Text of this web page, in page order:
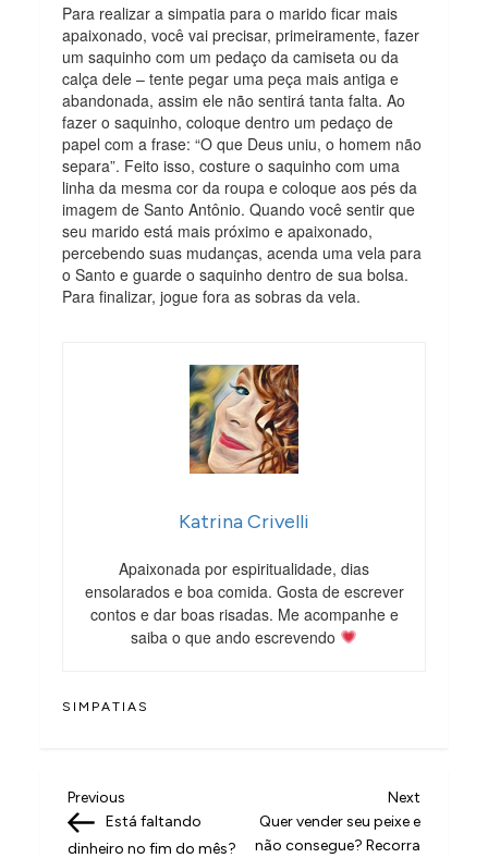
Para realizar a simpatia para o marido ficar mais
apaixonado, você vai precisar, primeiramente, fazer
um saquinho com um pedaço da camiseta ou da
calça dele – tente pegar uma peça mais antiga e
abandonada, assim ele não sentirá tanta falta. Ao
fazer o saquinho, coloque dentro um pedaço de
papel com a frase: “O que Deus uniu, o homem não
separa”. Feito isso, costure o saquinho com uma
linha da mesma cor da roupa e coloque aos pés da
imagem de Santo Antônio. Quando você sentir que
seu marido está mais próximo e apaixonado,
percebendo suas mudanças, acenda uma vela para
o Santo e guarde o saquinho dentro de sua bolsa.
Para finalizar, jogue fora as sobras da vela.
Katrina Crivelli
Apaixonada por espiritualidade, dias
ensolarados e boa comida. Gosta de escrever
contos e dar boas risadas. Me acompanhe e
saiba o que ando escrevendo
SIMPATIAS
N
a
Previous
Post
Previous
Está faltando
dinheiro no fim do mês?
Next
Post
Next
Quer vender seu peixe e
não consegue? Recorra